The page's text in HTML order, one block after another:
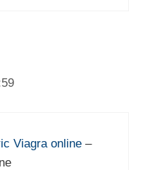
Viagra online –